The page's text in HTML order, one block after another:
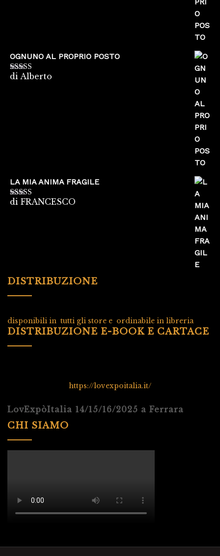
OGNUNO AL PROPRIO POSTO
Valutato5su
di Alberto
LA MIA ANIMA FRAGILE
Valutato5su
di FRANCESCO
DISTRIBUZIONE
disponibili in tutti gli store e ordinabile in libreria
DISTRIBUZIONE E-BOOK E CARTACE
https://lovexpoitalia.it/
LovExpòItalia 14/15/16/2025 a Ferrara
CHI SIAMO